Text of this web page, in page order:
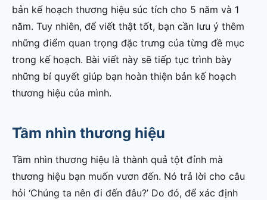
bản kế hoạch thương hiệu súc tích cho 5 năm và 1
năm. Tuy nhiên, để viết thật tốt, bạn cần lưu ý thêm
những điểm quan trọng đặc trưng của từng đề mục
trong kế hoạch. Bài viết này sẽ tiếp tục trình bày
những bí quyết giúp bạn hoàn thiện bản kế hoạch
thương hiệu của mình.
Tầm nhìn thương hiệu
Tầm nhìn thương hiệu là thành quả tột đỉnh mà
thương hiệu bạn muốn vươn đến. Nó trả lời cho câu
hỏi ‘Chúng ta nên đi đến đâu?’ Do đó, để xác định